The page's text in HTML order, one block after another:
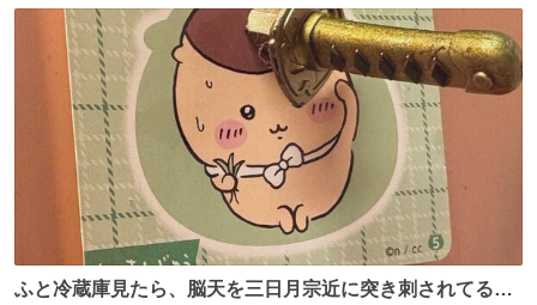
ト
数
数
ふと冷蔵庫見たら、脳天を三日月宗近に突き刺されてるく